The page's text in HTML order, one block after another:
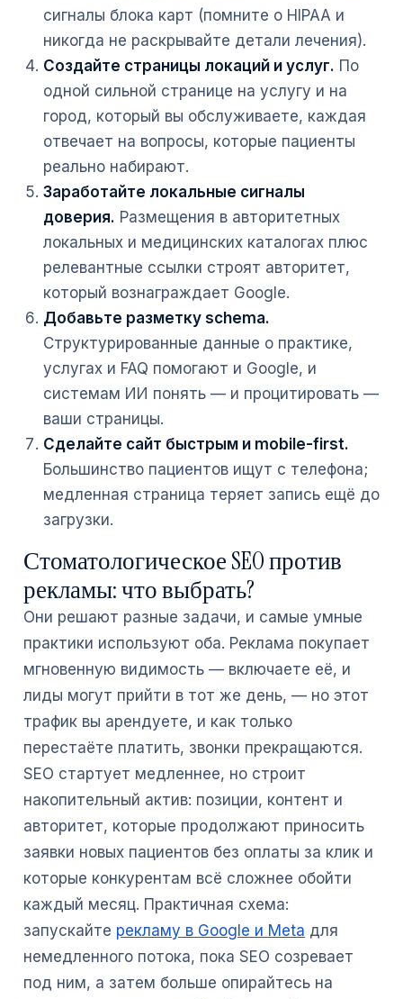
сигналы блока карт (помните о HIPAA и
никогда не раскрывайте детали лечения).
Создайте страницы локаций и услуг. По
одной сильной странице на услугу и на
город, который вы обслуживаете, каждая
отвечает на вопросы, которые пациенты
реально набирают.
Заработайте локальные сигналы
доверия. Размещения в авторитетных
локальных и медицинских каталогах плюс
релевантные ссылки строят авторитет,
который вознаграждает Google.
Добавьте разметку schema.
Структурированные данные о практике,
услугах и FAQ помогают и Google, и
системам ИИ понять — и процитировать —
ваши страницы.
Сделайте сайт быстрым и mobile-first.
Большинство пациентов ищут с телефона;
медленная страница теряет запись ещё до
загрузки.
Стоматологическое SEO против
рекламы: что выбрать?
Они решают разные задачи, и самые умные
практики используют оба. Реклама покупает
мгновенную видимость — включаете её, и
лиды могут прийти в тот же день, — но этот
трафик вы арендуете, и как только
перестаёте платить, звонки прекращаются.
SEO стартует медленнее, но строит
накопительный актив: позиции, контент и
авторитет, которые продолжают приносить
заявки новых пациентов без оплаты за клик и
которые конкурентам всё сложнее обойти
каждый месяц. Практичная схема:
запускайте рекламу в Google и Meta для
немедленного потока, пока SEO созревает
под ним, а затем больше опирайтесь на